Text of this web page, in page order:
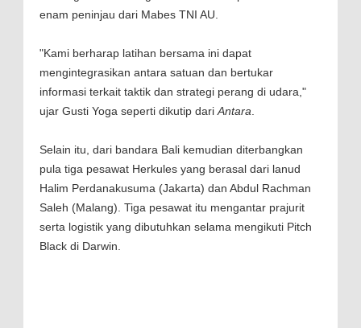
enam peninjau dari Mabes TNI AU.
"Kami berharap latihan bersama ini dapat
mengintegrasikan antara satuan dan bertukar
informasi terkait taktik dan strategi perang di udara,"
ujar Gusti Yoga seperti dikutip dari Antara
Selain itu, dari bandara Bali kemudian diterbangkan
pula tiga pesawat Herkules yang berasal dari lanud
Halim Perdanakusuma (Jakarta) dan Abdul Rachman
Saleh (Malang). Tiga pesawat itu mengantar prajurit
serta logistik yang dibutuhkan selama mengikuti Pitch
Black di Darwin.